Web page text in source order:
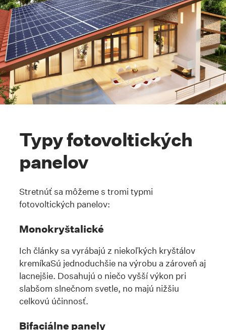
Typy fotovoltických
panelov
Stretnúť sa môžeme s tromi typmi
fotovoltických panelov:
Monokryštalické
Ich články sa vyrábajú z niekoľkých kryštálov
kremíkaSú jednoduchšie na výrobu a zároveň aj
lacnejšie. Dosahujú o niečo vyšší výkon pri
slabšom slnečnom svetle, no majú nižšiu
celkovú účinnosť.
Bifaciálne panely